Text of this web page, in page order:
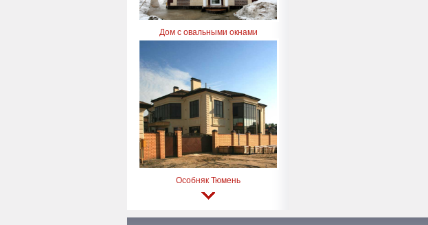
Дом с овальными окнами
Особняк Тюмень